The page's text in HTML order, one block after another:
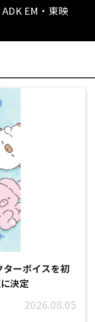
EM・東映
ーボイスを初
決定
2026.08.05